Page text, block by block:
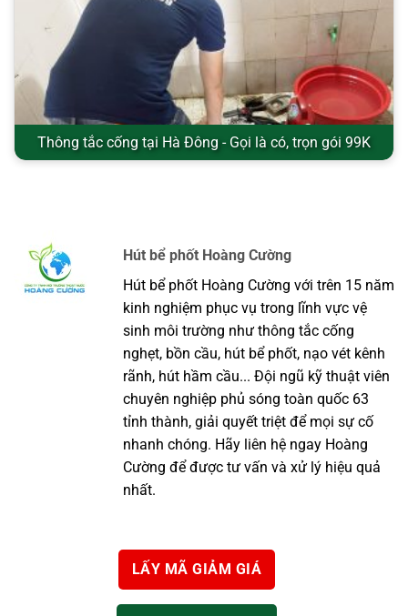
Thông tắc cống tại Hà Đông - Gọi là có, trọn gói 99K
Hút bể phốt Hoàng Cường
Hút bể phốt Hoàng Cường với trên 15 năm
kinh nghiệm phục vụ trong lĩnh vực vệ
sinh môi trường như thông tắc cống
nghẹt, bồn cầu, hút bể phốt, nạo vét kênh
rãnh, hút hầm cầu... Đội ngũ kỹ thuật viên
chuyên nghiệp phủ sóng toàn quốc 63
tỉnh thành, giải quyết triệt để mọi sự cố
nhanh chóng. Hãy liên hệ ngay Hoàng
Cường để được tư vấn và xử lý hiệu quả
nhất.
LẤY MÃ GIẢM GIÁ